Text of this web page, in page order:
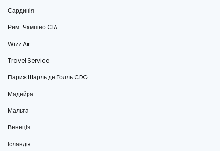
Сардинія
Рим-Чампіно CIA
Wizz Air
Travel Service
Париж Шарль де Голль CDG
Мадейра
Мальта
Венеція
Ісландія